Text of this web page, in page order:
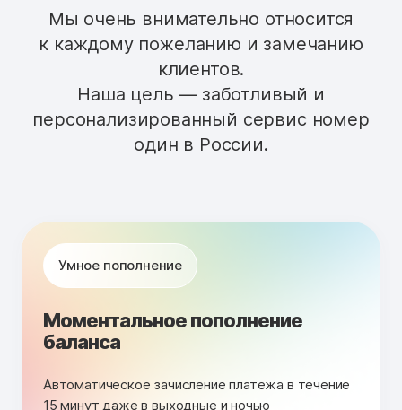
Мы очень внимательно относится
к каждому пожеланию и замечанию
клиентов.
Наша цель — заботливый и
персонализированный сервис номер
один в России.
Умное пополнение
Моментальное пополнение
баланса
Автоматическое зачисление платежа в течение
15 минут даже в выходные и ночью